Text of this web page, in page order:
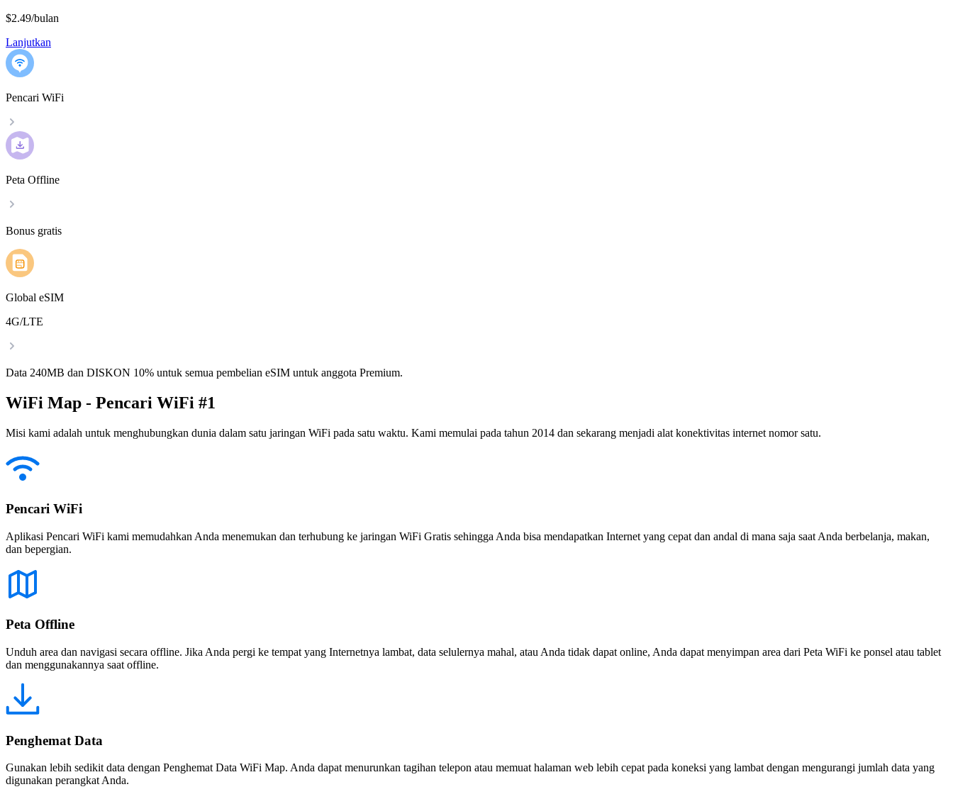
$2.49/bulan
Lanjutkan
Pencari WiFi
Peta Offline
Bonus gratis
Global eSIM
4G/LTE
Data 240MB dan DISKON 10% untuk semua pembelian eSIM untuk anggota Premium.
WiFi Map - Pencari WiFi #1
Misi kami adalah untuk menghubungkan dunia dalam satu jaringan WiFi pada satu waktu. Kami memulai pada tahun 2014 dan sekarang menjadi alat konektivitas internet nomor satu.
Pencari WiFi
Aplikasi Pencari WiFi kami memudahkan Anda menemukan dan terhubung ke jaringan WiFi Gratis sehingga Anda bisa mendapatkan Internet yang cepat dan andal di mana saja saat Anda berbelanja, makan,
dan bepergian.
Peta Offline
Unduh area dan navigasi secara offline. Jika Anda pergi ke tempat yang Internetnya lambat, data selulernya mahal, atau Anda tidak dapat online, Anda dapat menyimpan area dari Peta WiFi ke ponsel atau tablet
dan menggunakannya saat offline.
Penghemat Data
Gunakan lebih sedikit data dengan Penghemat Data WiFi Map. Anda dapat menurunkan tagihan telepon atau memuat halaman web lebih cepat pada koneksi yang lambat dengan mengurangi jumlah data yang
digunakan perangkat Anda.